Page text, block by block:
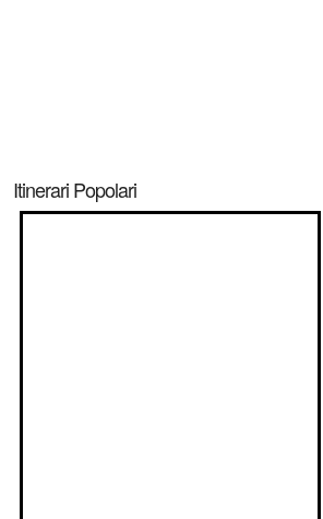
Itinerari Popolari